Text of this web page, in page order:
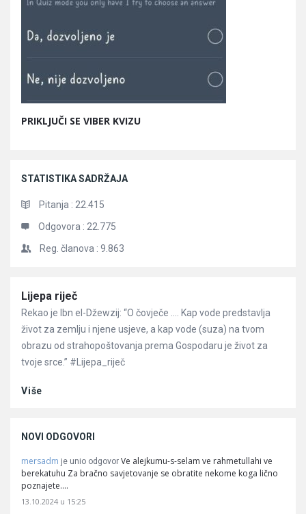
PRIKLJUČI SE VIBER KVIZU
STATISTIKA SADRŽAJA
Pitanja : 22.415
Odgovora : 22.775
Reg. članova : 9.863
Članci
Lijepa riječ
Rekao je Ibn el-Džewzij: “O čovječe …. Kap vode predstavlja
život za zemlju i njene usjeve, a kap vode (suza) na tvom
obrazu od strahopoštovanja prema Gospodaru je život za
tvoje srce.” #Lijepa_riječ
Više
NOVI ODGOVORI
mersadm je unio odgovor Ve alejkumu-s-selam ve rahmetullahi ve
berekatuhu Za bračno savjetovanje se obratite nekome koga lično
poznajete.…
13.10.2024 u 15:25